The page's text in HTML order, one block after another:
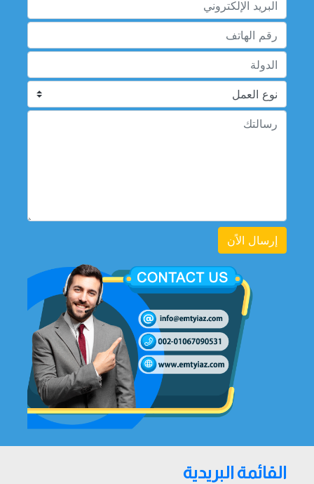
إرسال الاًن
القائمة البريدية